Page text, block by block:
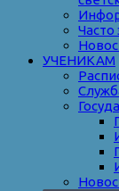
УЧЕНИКАМ